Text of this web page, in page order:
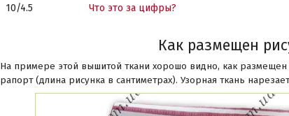
10/4.5 Что это за цифры?
Как размещен
На примере этой вышитой ткани хорошо видно, как размещен
рапорт (длина рисунка в сантиметрах). Узорная ткань